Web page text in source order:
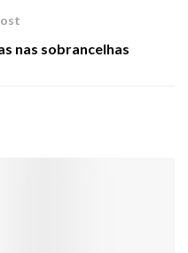
nas sobrancelhas